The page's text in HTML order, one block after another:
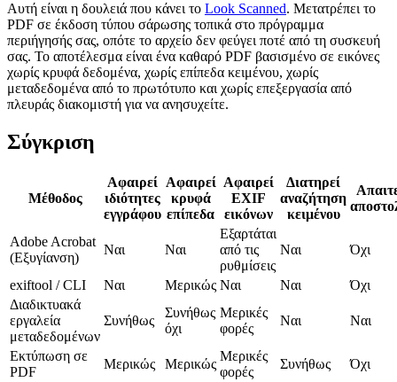
Αυτή είναι η δουλειά που κάνει το Look Scanned. Μετατρέπει το
PDF σε έκδοση τύπου σάρωσης τοπικά στο πρόγραμμα
περιήγησής σας, οπότε το αρχείο δεν φεύγει ποτέ από τη συσκευή
σας. Το αποτέλεσμα είναι ένα καθαρό PDF βασισμένο σε εικόνες
χωρίς κρυφά δεδομένα, χωρίς επίπεδα κειμένου, χωρίς
μεταδεδομένα από το πρωτότυπο και χωρίς επεξεργασία από
πλευράς διακομιστή για να ανησυχείτε.
Σύγκριση
Μέθοδος
Αφαιρεί
ιδιότητες
εγγράφου
Αφαιρεί
κρυφά
επίπεδα
Αφαιρεί
EXIF
εικόνων
Διατηρεί
αναζήτηση
κειμένου
Adobe Acrobat
(Εξυγίανση)
Ναι Ναι
Εξαρτάται
από τις
ρυθμίσεις
Ναι Όχι
exiftool / CLI Ναι Μερικώς Ναι Ναι
Όχι
Διαδικτυακά
εργαλεία
μεταδεδομένων
Συνήθως
Συνήθως
όχι
Μερικές
φορές
Ναι Ναι
Εκτύπωση σε
PDF
Μερικώς Μερικώς
Μερικές
φορές
Συνήθως
Όχι